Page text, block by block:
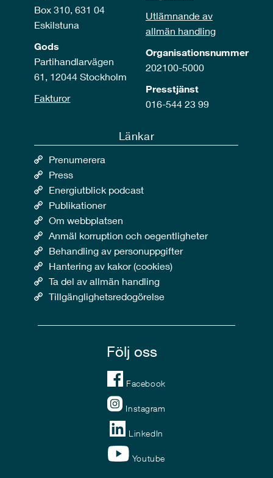
Box 310, 631 04
Eskilstuna
Gods
Partihandlarvägen
61, 12044 Stockholm
Fakturor
Utlämnande av
allmän handling
Organisationsnummer
202100-5000
Presstjänst
016-544 23 99
Länkar
Prenumerera
Press
Energiutblick podcast
Publikationer
Om webbplatsen
Anmäl korruption och oegentligheter
Behandling av personuppgifter
Hantering av kakor (cookies)
Ta del av allmän handling
Tillgänglighetsredogörelse
Följ oss
Facebook
Instagram
LinkedIn
Youtube